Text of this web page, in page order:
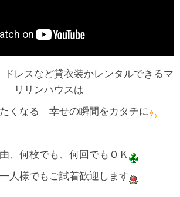
ドレスなど貸衣装かレンタルできるマ
リリンハウスは
くなる 幸せの瞬間をカタチに
、何枚でも、何回でもＯＫ
人様でもご試着歓迎します